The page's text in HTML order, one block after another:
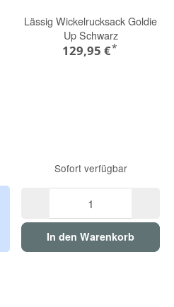
Lässig Wickelrucksack Goldie
Up Schwarz
129,95 €*
Sofort verfügbar
In den Warenkorb